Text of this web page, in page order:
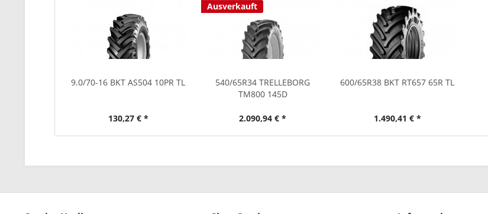
9.0/70-16 BKT AS504 10PR TL
130,27 € *
Ausverkauft
540/65R34 TRELLEBORG
TM800 145D
2.090,94 € *
600/65R38 BKT RT657 65R TL
1.490,41 € *